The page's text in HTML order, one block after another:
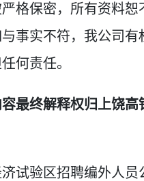
严格保密，所有资料
事实不符，我公司
何责任。
最终解释权归上饶
试验区招聘编外人